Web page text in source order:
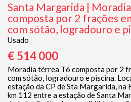
Santa Margarida |
composta por 2 frações
com sótão, logradouro e
Usado
€ 514 000
Moradia térrea T6 composta por 2
com sótão, logradouro e piscina.
estação da CP de Sta Margarida, na
km 112 entre a estação de Santa